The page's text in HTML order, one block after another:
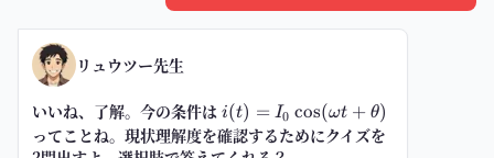
リュウツー先生
いいね、了解。今の条件は i(t)=I_0\cos(\omega
t+\theta)
i(t) = I0 cos(ωt + θ)
ってことね。現状理解度を確認するためにクイズを